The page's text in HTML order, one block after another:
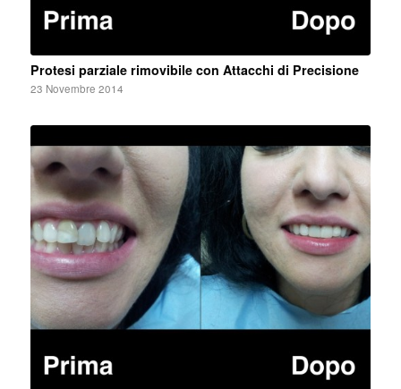
Protesi parziale rimovibile con Attacchi di Precisione
23 Novembre 2014